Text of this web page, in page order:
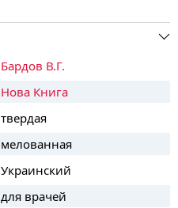
Бардов В.Г.
Нова Книга
твердая
мелованная
Украинский
для врачей